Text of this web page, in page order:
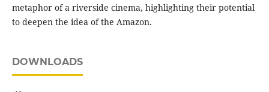
metaphor of a riverside cinema, highlighting their potential
to deepen the idea of the Amazon.
DOWNLOADS